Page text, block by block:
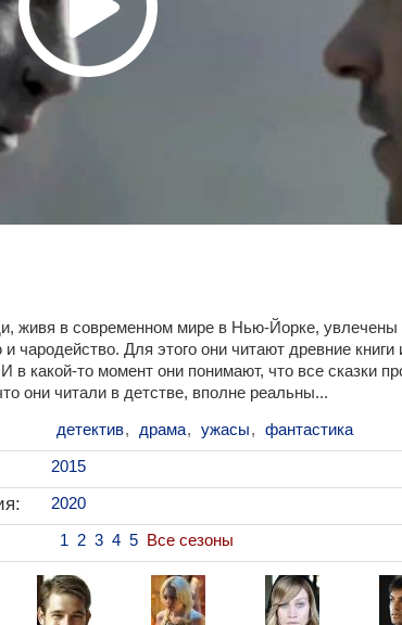
живя в современном мире в Нью-Йорке,
и чародейство. Для этого они читают древние книги
в какой-то момент они понимают, что все сказки
они читали в детстве, вполне реальны...
детектив, драма, ужасы, фантастика
2015
2020
1 2 3 4 5 Все сезоны